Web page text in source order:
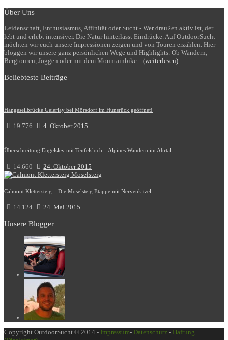
Über Uns
Leidenschaft, Enthusiasmus, Affinität oder Sucht - Wer draußen aktiv ist, der
lebt und erlebt intensiver. Die Natur hinterlässt Eindrücke. Auf OutdoorSucht
möchten wir euch unsere Impressionen zeigen und von Touren erzählen. Hier
bloggen wir unsere ganz persönlichen Wege und Highlights. Ob Wandern,
Bergtouren, Joggen oder mit dem Mountainbike... (weiterlesen)
Beliebteste Beiträge
Hängeseilbrücke Geierlay bei Mörsdorf im Hunsrück geöffnet!
19.776 4. Oktober 2015
Überschreitung Engelsley mit Teufelsloch – Alpines Wandern im Ahrtal
14.660 24. Oktober 2015
Calmont Klettersteig – Die Moselsteig Etappe mit Nervenkitzel
14.124 24. Mai 2015
Unsere Blogger
Copyright OutdoorSucht © 2014 - Impressum- Datenschutz - Haftung